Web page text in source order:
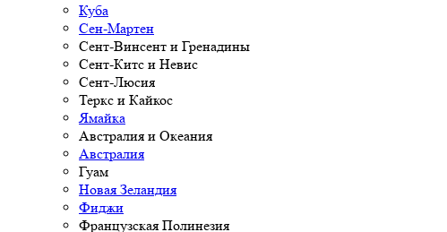
Куба
Сен-Мартен
Сент-Винсент и Гренадины
Сент-Китс и Невис
Сент-Люсия
Теркс и Кайкос
Ямайка
Австралия и Океания
Австралия
Гуам
Новая Зеландия
Фиджи
Французская Полинезия